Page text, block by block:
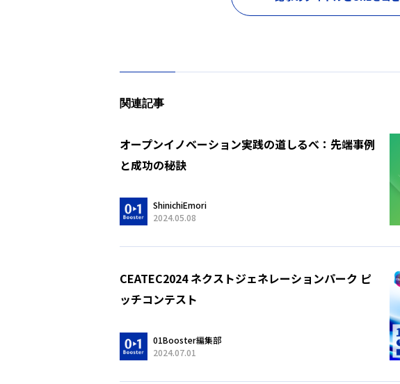
関連記事
オープンイノベーション実践の道しるべ：先端事例
と成功の秘訣
ShinichiEmori
2024.05.08
CEATEC2024 ネクストジェネレーションパーク ピ
ッチコンテスト
01Booster編集部
2024.07.01